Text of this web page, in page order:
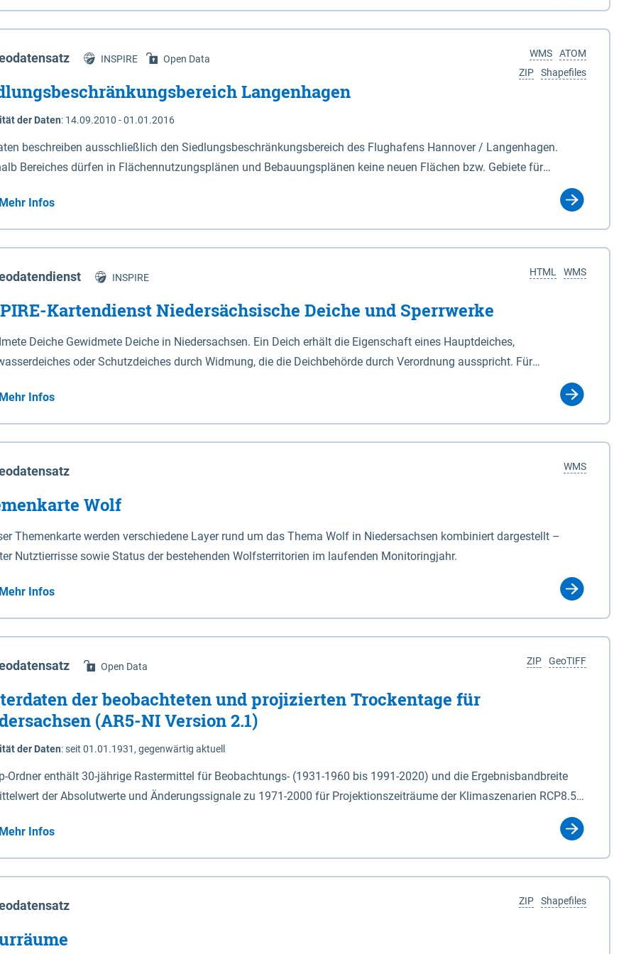
Niedersachsen (vgl. Abb. 4-1) entlang der Elbe zwischen Schnackenburg im Osten und Hohnstorf (Elbe) im Westen
472,5 bei Schnackenburg bis 569 bei Lauenburg). Das Biosphärenreservat umfasst Teile der Landkreise
Dannenberg und Lüneburg.
ATOM
WMS
Shapefiles
ZIP
INSPIRE Open Data
Langenhagen
der Daten: 14.09.2010 - 01.01.2016
beschreiben ausschließlich den Siedlungsbeschränkungsbereich des Flughafens Hannover / Langenhagen.
Bereiches dürfen in Flächennutzungsplänen und Bebauungsplänen keine neuen Flächen bzw. Gebiete für
Mehr Infos
WMS
HTML
INSPIRE
Kartendienst Niedersächsische Deiche und Sperrwerke
Deiche Gewidmete Deiche in Niedersachsen. Ein Deich erhält die Eigenschaft eines Hauptdeiches,
oder Schutzdeiches durch Widmung, die die Deichbehörde durch Verordnung ausspricht. Für
Deiche gelten die Bestimmungen des Niedersächsischen Deichgesetzes (NDG). Die Widmung "2.Deichlinie" ist
Sperrwerke Sperrwerke sind Bauwerke mit Sperrvorrichtungen in Tidegewässern, die dem
eines Gebietes vor erhöhten Tiden, vor allem vor Sturmfluten, zu dienen bestimmt sind (§2 Abs.3 NDG). Ein Bauwerk
Art erhält die Eigenschaft eines Sperrwerkes durch Widmung, die die Deichbehörde durch Verordnung
Mehr Infos
WMS
Wolf
Themenkarte werden verschiedene Layer rund um das Thema Wolf in Niedersachsen kombiniert dargestellt –
Nutztierrisse sowie Status der bestehenden Wolfsterritorien im laufenden Monitoringjahr.
Mehr Infos
GeoTIFF
ZIP
Open Data
der beobachteten und projizierten Trockentage für
(AR5-NI Version 2.1)
der Daten:seit 01.01.1931, gegenwärtig aktuell
Ordner enthält 30-jährige Rastermittel für Beobachtungs- (1931-1960 bis 1991-2020) und die Ergebnisbandbreite
der Absolutwerte und Änderungssignale zu 1971-2000 für Projektionszeiträume der Klimaszenarien RCP8.5
(Jun. - Aug.) - au: Herbst (Sep. - Nov.) - wi: Winter (Dez. - Feb.) - hyr:
Jahr (Nov. - Okt.) - hsu: Hydrologisches Sommerhalbjahr (Mai - Okt.) - hwi: Hydrologisches Winterhalbjahr
- vd: Vegetationsruhe (Okt. - Mär.) Neben den Rasterdaten ist eine
zu den Dateinamen und für eine Darstellung im GIS eine Klassifizierung der Rasterdaten mit Klassenname und
code gegeben.
Mehr Infos
Shapefiles
ZIP